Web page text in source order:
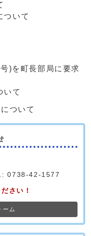
ついて
)を町長部局に要求
いて
ついて
: 0738-42-1577
さい！
ーム